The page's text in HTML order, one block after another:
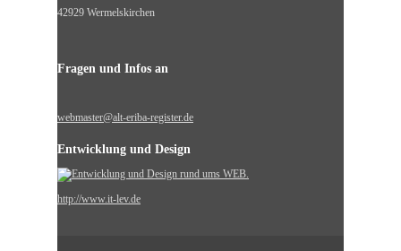
42929 Wermelskirchen
Fragen und Infos an
webmaster@alt-eriba-register.de
Entwicklung und Design
http://www.it-lev.de